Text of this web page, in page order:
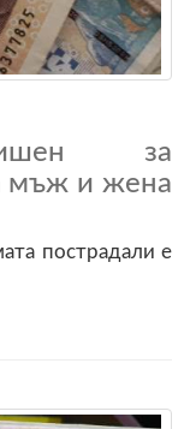
за
мъж и жена
пострадали е